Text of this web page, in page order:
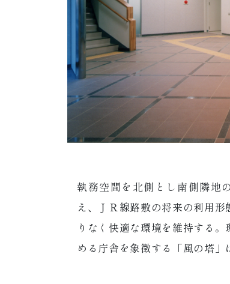
執務空間を北側とし南側隣地
え、ＪＲ線路敷の将来の利用形
りなく快適な環境を維持する
める庁舎を象徴する「風の塔」
内部空気の上昇とベンチュリー
内の空気を誘引し、自然換気を
ができ、運用エネルギーを抑